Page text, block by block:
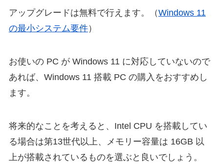
アップグレードは無料で行えます。（Windows 11
の最小システム要件）
お使いの PC が Windows 11 に対応していないので
あれば、Windows 11 搭載 PC の購入をおすすめし
ます。
将来的なことを考えると、Intel CPU を搭載してい
る場合は第13世代以上、メモリー容量は 16GB 以
上が搭載されているものを選ぶと良いでしょう。